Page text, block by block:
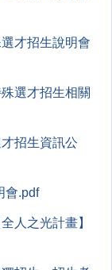
才招生說明會
選才招生相關
招生資訊公
會.pdf
人之光計畫】